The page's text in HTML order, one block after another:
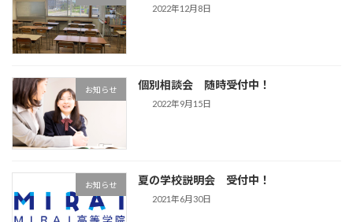
2022年12月8日
お知らせ 個別相談会 随時受付中！
2022年9月15日
お知らせ 夏の学校説明会 受付中！
2021年6月30日